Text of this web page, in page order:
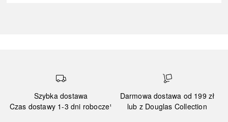
Szybka dostawa
Czas dostawy 1-3 dni robocze¹
Darmowa dostawa od 199 zł
lub z Douglas Collection